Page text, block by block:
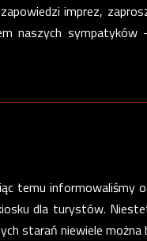
imprez,
naszych sympatyków
temu informowaliśmy
dla turystów.
starań niewiele można